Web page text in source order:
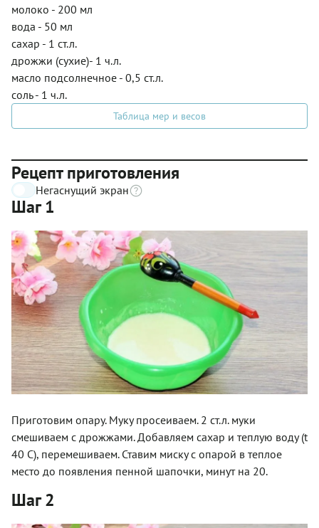
молоко - 200 мл
вода - 50 мл
сахар - 1 ст.л.
дрожжи (сухие)- 1 ч.л.
масло подсолнечное - 0,5 ст.л.
соль - 1 ч.л.
Таблица мер и весов
Рецепт приготовления
Негаснущий экран
Шаг 1
Приготовим опару. Муку просеиваем. 2 ст.л. муки
смешиваем с дрожжами. Добавляем сахар и теплую воду (t
40 С), перемешиваем. Ставим миску с опарой в теплое
место до появления пенной шапочки, минут на 20.
Шаг 2